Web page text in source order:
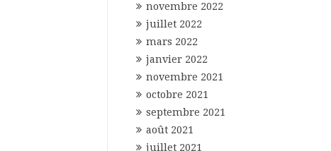
novembre 2022
juillet 2022
mars 2022
janvier 2022
novembre 2021
octobre 2021
septembre 2021
août 2021
juillet 2021